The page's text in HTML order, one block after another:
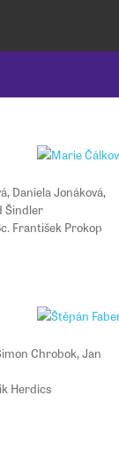
Daniela Jonáková,
Šindler
František Prokop
Chrobok, Jan
Herdics